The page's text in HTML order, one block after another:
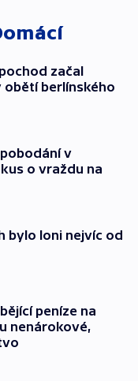
začal
obětí berlínského
v
o vraždu na
bylo loni nejvíc od
peníze na
nenárokové,